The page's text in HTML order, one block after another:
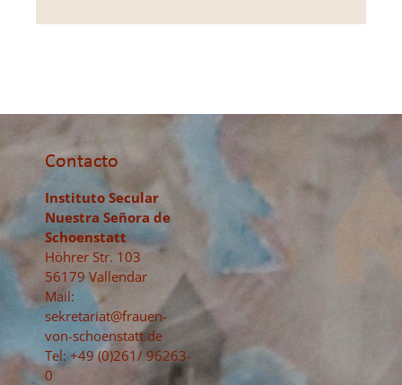
Contacto
Instituto Secular
Nuestra Señora de
Schoenstatt
Höhrer Str. 103
56179 Vallendar
Mail:
sekretariat@frauen-
von-schoenstatt.de
Tel: +49 (0)261/ 96263-
0